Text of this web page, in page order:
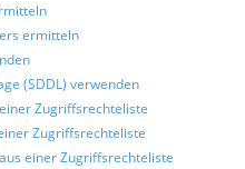
ermitteln
(SDDL) verwenden
Zugriffsrechteliste
Zugriffsrechteliste
einer Zugriffsrechteliste